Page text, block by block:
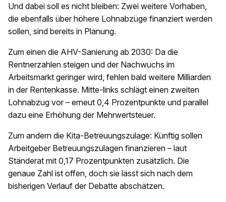
Und dabei soll es nicht bleiben: Zwei weitere Vorhaben,
die ebenfalls über höhere Lohnabzüge finanziert werden
sollen, sind bereits in Planung.
Zum einen die AHV-Sanierung ab 2030: Da die
Rentnerzahlen steigen und der Nachwuchs im
Arbeitsmarkt geringer wird, fehlen bald weitere Milliarden
in der Rentenkasse. Mitte-links schlägt einen zweiten
Lohnabzug vor – erneut 0,4 Prozentpunkte und parallel
dazu eine Erhöhung der Mehrwertsteuer.
Zum andern die Kita-Betreuungszulage: Künftig sollen
Arbeitgeber Betreuungszulagen finanzieren – laut
Ständerat mit 0,17 Prozentpunkten zusätzlich. Die
genaue Zahl ist offen, doch sie lässt sich nach dem
bisherigen Verlauf der Debatte abschätzen.